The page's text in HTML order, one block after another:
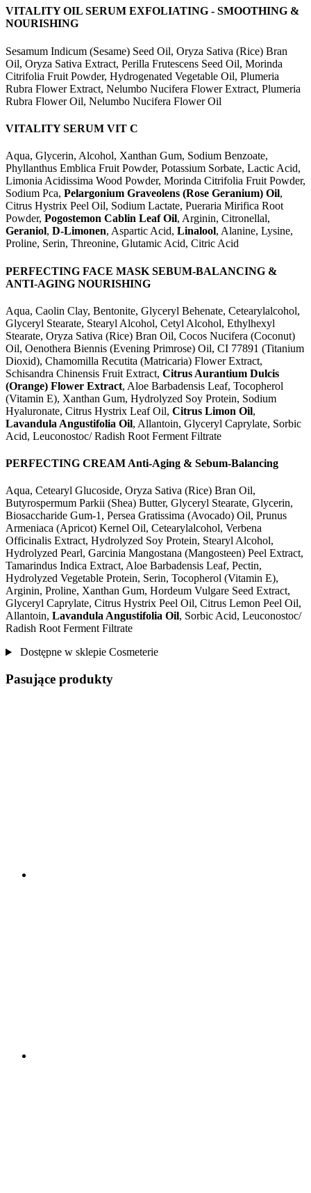
VITALITY OIL SERUM EXFOLIATING - SMOOTHING &
NOURISHING
Sesamum Indicum (Sesame) Seed Oil, Oryza Sativa (Rice) Bran
Oil, Oryza Sativa Extract, Perilla Frutescens Seed Oil, Morinda
Citrifolia Fruit Powder, Hydrogenated Vegetable Oil, Plumeria
Rubra Flower Extract, Nelumbo Nucifera Flower Extract, Plumeria
Rubra Flower Oil, Nelumbo Nucifera Flower Oil
VITALITY SERUM VIT C
Aqua, Glycerin, Alcohol, Xanthan Gum, Sodium Benzoate,
Phyllanthus Emblica Fruit Powder, Potassium Sorbate, Lactic Acid,
Limonia Acidissima Wood Powder, Morinda Citrifolia Fruit Powder,
Sodium Pca, Pelargonium Graveolens (Rose Geranium) Oil,
Citrus Hystrix Peel Oil, Sodium Lactate, Pueraria Mirifica Root
Powder, Pogostemon Cablin Leaf Oil, Arginin, Citronellal,
Geraniol, D-Limonen, Aspartic Acid, Linalool, Alanine, Lysine,
Proline, Serin, Threonine, Glutamic Acid, Citric Acid
PERFECTING FACE MASK SEBUM-BALANCING &
ANTI-AGING NOURISHING
Aqua, Caolin Clay, Bentonite, Glyceryl Behenate, Cetearylalcohol,
Glyceryl Stearate, Stearyl Alcohol, Cetyl Alcohol, Ethylhexyl
Stearate, Oryza Sativa (Rice) Bran Oil, Cocos Nucifera (Coconut)
Oil, Oenothera Biennis (Evening Primrose) Oil, CI 77891 (Titanium
Dioxid), Chamomilla Recutita (Matricaria) Flower Extract,
Schisandra Chinensis Fruit Extract, Citrus Aurantium Dulcis
(Orange) Flower Extract, Aloe Barbadensis Leaf, Tocopherol
(Vitamin E), Xanthan Gum, Hydrolyzed Soy Protein, Sodium
Hyaluronate, Citrus Hystrix Leaf Oil, Citrus Limon Oil,
Lavandula Angustifolia Oil, Allantoin, Glyceryl Caprylate, Sorbic
Acid, Leuconostoc/ Radish Root Ferment Filtrate
PERFECTING CREAM Anti-Aging & Sebum-Balancing
Aqua, Cetearyl Glucoside, Oryza Sativa (Rice) Bran Oil,
Butyrospermum Parkii (Shea) Butter, Glyceryl Stearate, Glycerin,
Biosaccharide Gum-1, Persea Gratissima (Avocado) Oil, Prunus
Armeniaca (Apricot) Kernel Oil, Cetearylalcohol, Verbena
Officinalis Extract, Hydrolyzed Soy Protein, Stearyl Alcohol,
Hydrolyzed Pearl, Garcinia Mangostana (Mangosteen) Peel Extract,
Tamarindus Indica Extract, Aloe Barbadensis Leaf, Pectin,
Hydrolyzed Vegetable Protein, Serin, Tocopherol (Vitamin E),
Arginin, Proline, Xanthan Gum, Hordeum Vulgare Seed Extract,
Glyceryl Caprylate, Citrus Hystrix Peel Oil, Citrus Lemon Peel Oil,
Allantoin, Lavandula Angustifolia Oil, Sorbic Acid, Leuconostoc/
Radish Root Ferment Filtrate
Dostępne w sklepie Cosmeterie
Pasujące produkty